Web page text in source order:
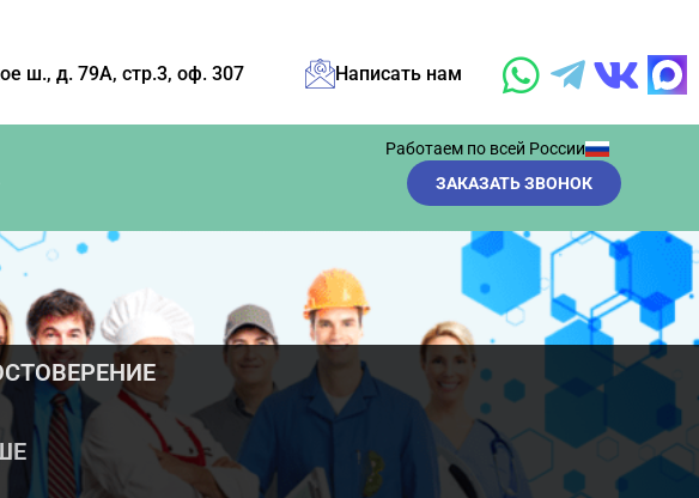
ш., д. 79А, стр.3, оф. 307 Написать нам
Работаем по всей России
ЗАКАЗАТЬ ЗВОНОК